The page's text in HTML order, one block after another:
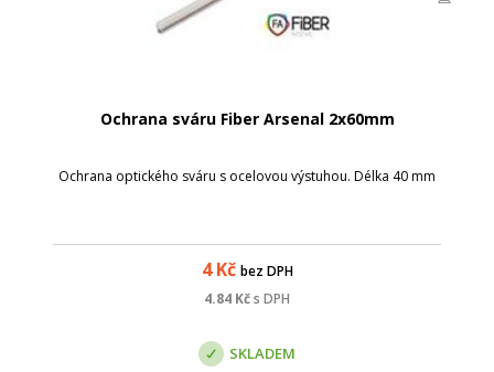
Ochrana sváru Fiber Arsenal 2x60mm
Ochrana optického sváru s ocelovou výstuhou. Délka 40 mm
4Kč bez DPH
4.84 Kčs DPH
SKLADEM